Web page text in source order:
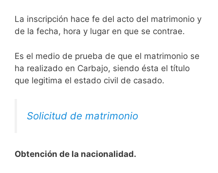
La inscripción hace fe del acto del matrimonio y
de la fecha, hora y lugar en que se contrae.
Es el medio de prueba de que el matrimonio se
ha realizado en Carbajo, siendo ésta el título
que legitima el estado civil de casado.
Solicitud de matrimonio
Obtención de la nacionalidad.